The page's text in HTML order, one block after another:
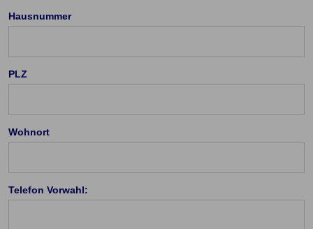
Hausnummer
PLZ
Wohnort
Telefon Vorwahl: